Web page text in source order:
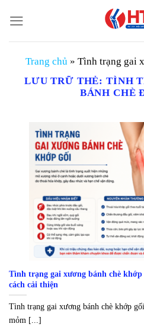
đến
nội
Trang chủ » Tình trạng gai
LƯU TRỮ THẺ:TÌNH
BÁNH CHÈ
Tình trạng gai xương bánh chè
cách cải thiện
Tình trạng gai xương bánh chè khớp
mỏm [...]